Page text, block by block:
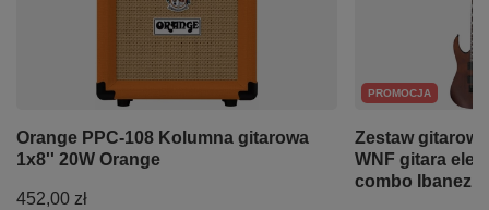
Orange PPC-108 Kolumna gitarowa
1x8'' 20W Orange
452,00 zł
PROMOCJA
Zestaw
WNF gitara
combo Ibanez i